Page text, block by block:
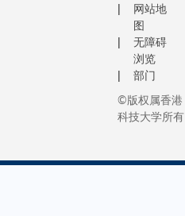
网站地
图
无障碍
浏览
部门
©版权属香港
科技大学所有